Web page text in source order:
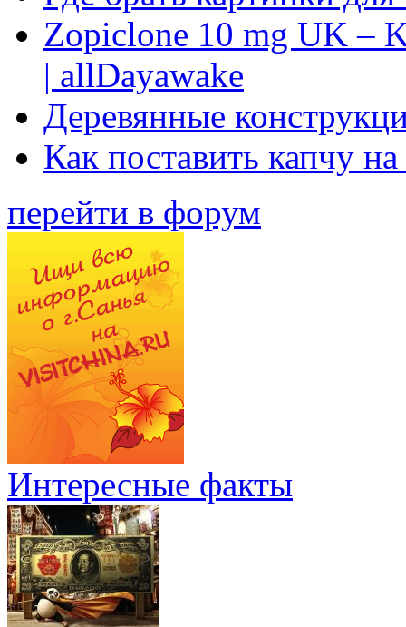
Zopiclone 10 mg UK –
| allDayawake
Деревянные
Как поставить капчу
перейти в форум
Интересные факты